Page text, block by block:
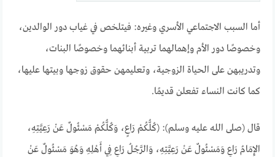
أما السبب الاجتماعي الأسري وغيره: فيتلخص في غياب دور الوالدين،
وخصوصًا دور الأم وإهمالهما تربية أبنائهما وخصوصًا البنات،
وتدريبهن على الحياة الزوجية، وتعليمهن حقوق زوجها وبيتها عليها،
كما كانت النساء تفعلن قديمًا.
قال (صلى الله عليه وسلم): (كُلُّكُمْ رَاعٍ، وَكُلُّكُمْ مَسْئُولٌ عَنْ رَعِيَّتِهِ،
الإِمَامُ رَاعٍ وَمَسْئُولٌ عَنْ رَعِيَّتِهِ، وَالرَّجُلُ رَاعٍ فِي أَهْلِهِ وَهُوَ مَسْئُولٌ عَنْ